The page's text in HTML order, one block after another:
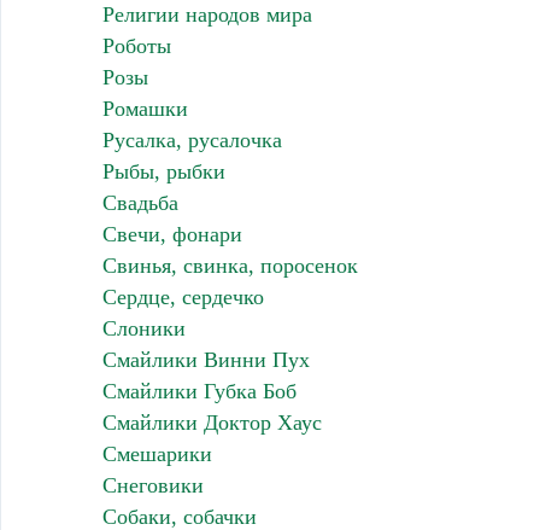
Религии народов мира
Роботы
Розы
Ромашки
Русалка, русалочка
Рыбы, рыбки
Свадьба
Свечи, фонари
Свинья, свинка, поросенок
Сердце, сердечко
Слоники
Смайлики Винни Пух
Смайлики Губка Боб
Смайлики Доктор Хаус
Смешарики
Снеговики
Собаки, собачки